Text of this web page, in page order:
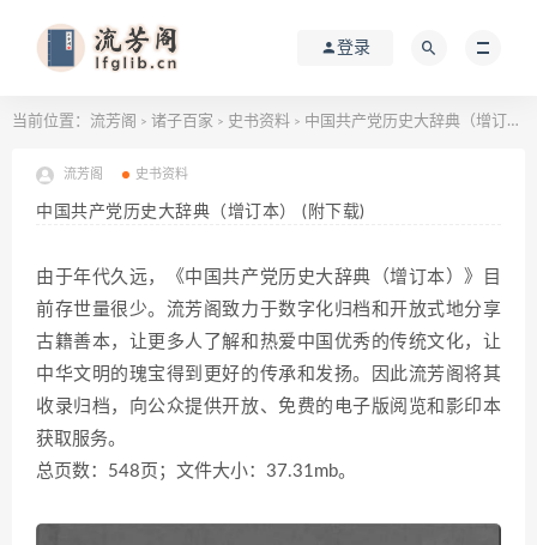
登录
当前位置： 流芳阁 > 诸子百家 > 史书资料 > 中国共产党历史大辞典（增订本） (附下载)
流芳阁 史书资料
中国共产党历史大辞典（增订本） (附下载)
由于年代久远，《中国共产党历史大辞典（增订本）》目
前存世量很少。流芳阁致力于数字化归档和开放式地分享
古籍善本，让更多人了解和热爱中国优秀的传统文化，让
中华文明的瑰宝得到更好的传承和发扬。因此流芳阁将其
收录归档，向公众提供开放、免费的电子版阅览和影印本
获取服务。
总页数：548页；文件大小：37.31mb。